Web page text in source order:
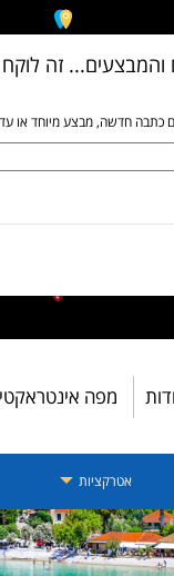
מפה
אטרקציות
והמבצעים... זה
כתבה חדשה, מבצע מיוחד או